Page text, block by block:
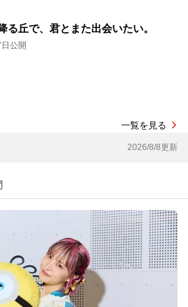
る丘で、君とまた出会いたい。
公開
一覧を見る
2026/8/8更新